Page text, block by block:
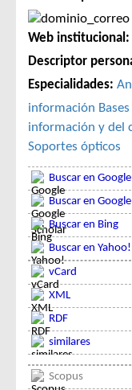
Web institucional:
Descriptor
Especialidades:
información
información y del
Soportes ópticos
Buscar en Google
Buscar en
Buscar en Bing
Buscar en Yahoo!
vCard
XML
RDF
similares
Scopus